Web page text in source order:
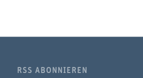
RSS ABONNIEREN